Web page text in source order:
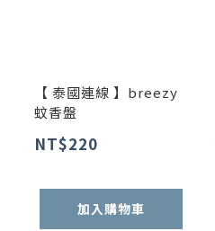
【 泰國連線 】breezy
蚊香盤
NT$220
加入購物車